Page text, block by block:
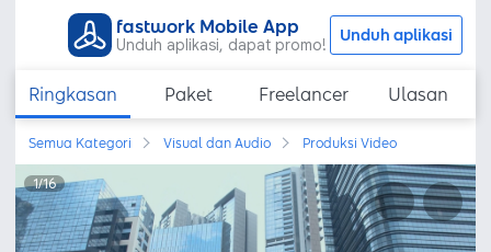
fastwork Mobile App
Unduh aplikasi, dapat promo! Unduh aplikasi
Ringkasan Paket Freelancer Ulasan
Semua Kategori Visual dan Audio Produksi Video
1/16